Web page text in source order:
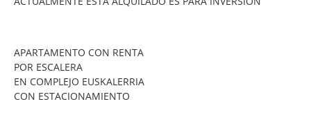
APARTAMENTO CON RENTA
POR ESCALERA
EN COMPLEJO EUSKALERRIA
CON ESTACIONAMIENTO